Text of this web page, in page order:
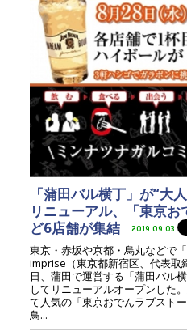
「蒲田バル横丁」が“大
リニューアル、「東京
ど6店舗が集結
2019.09.03
東京・赤坂や京都・烏丸などで
imprise（東京都新宿区、代表取
日、蒲田で運営する「蒲田バル
してリニューアルオープンした
て人気の「東京おでんラブスト
鳥...